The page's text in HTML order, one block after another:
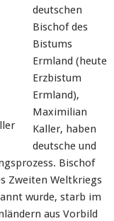
deutschen
Bischof des
Bistums
Ermland (heute
Erzbistum
Ermland),
Maximilian
Kaller, haben
deutsche und
Bischof
Zweiten Weltkriegs
wurde, starb im
aus Vorbild